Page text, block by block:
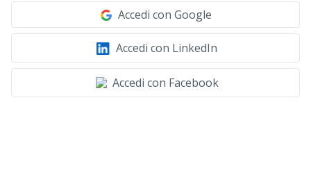
Accedi con Google
Accedi con LinkedIn
Accedi con Facebook